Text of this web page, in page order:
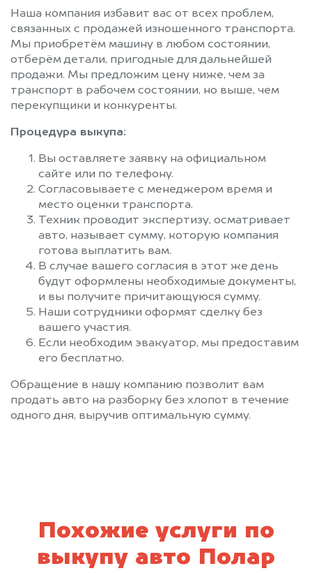
Наша компания избавит вас от всех проблем,
связанных с продажей изношенного транспорта.
Мы приобретём машину в любом состоянии,
отберём детали, пригодные для дальнейшей
продажи. Мы предложим цену ниже, чем за
транспорт в рабочем состоянии, но выше, чем
перекупщики и конкуренты.
Процедура выкупа:
Вы оставляете заявку на официальном
сайте или по телефону.
Согласовываете с менеджером время и
место оценки транспорта.
Техник проводит экспертизу, осматривает
авто, называет сумму, которую компания
готова выплатить вам.
В случае вашего согласия в этот же день
будут оформлены необходимые документы,
и вы получите причитающуюся сумму.
Наши сотрудники оформят сделку без
вашего участия.
Если необходим эвакуатор, мы предоставим
его бесплатно.
Обращение в нашу компанию позволит вам
продать авто на разборку без хлопот в течение
одного дня, выручив оптимальную сумму.
Похожие услуги по
выкупу авто Полар